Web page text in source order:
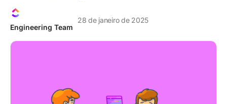
Engineering Team
28 de janeiro de 2025